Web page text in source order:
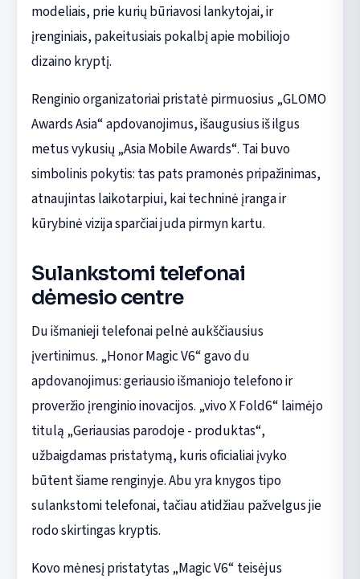
modeliais, prie kurių būriavosi lankytojai, ir
įrenginiais, pakeitusiais pokalbį apie mobiliojo
dizaino kryptį.
Renginio organizatoriai pristatė pirmuosius „GLOMO
Awards Asia“ apdovanojimus, išaugusius iš ilgus
metus vykusių „Asia Mobile Awards“. Tai buvo
simbolinis pokytis: tas pats pramonės pripažinimas,
atnaujintas laikotarpiui, kai techninė įranga ir
kūrybinė vizija sparčiai juda pirmyn kartu.
Sulankstomi telefonai
dėmesio centre
Du išmanieji telefonai pelnė aukščiausius
įvertinimus. „Honor Magic V6“ gavo du
apdovanojimus: geriausio išmaniojo telefono ir
proveržio įrenginio inovacijos. „vivo X Fold6“ laimėjo
titulą „Geriausias parodoje - produktas“,
užbaigdamas pristatymą, kuris oficialiai įvyko
būtent šiame renginyje. Abu yra knygos tipo
sulankstomi telefonai, tačiau atidžiau pažvelgus jie
rodo skirtingas kryptis.
Kovo mėnesį pristatytas „Magic V6“ teisėjus